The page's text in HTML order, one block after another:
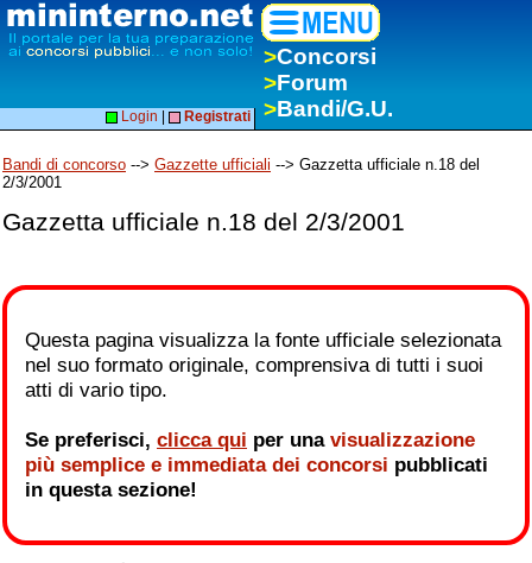
>Concorsi
>Forum
>Bandi/G.U.
Login Registrati
Bandi di concorso --> Gazzette ufficiali --> Gazzetta ufficiale n.18 del
2/3/2001
Gazzetta ufficiale n.18 del 2/3/2001
Questa pagina visualizza la fonte ufficiale selezionata
nel suo formato originale, comprensiva di tutti i suoi
atti di vario tipo.
Se preferisci, clicca qui per una visualizzazione
più semplice e immediata dei concorsi pubblicati
in questa sezione!